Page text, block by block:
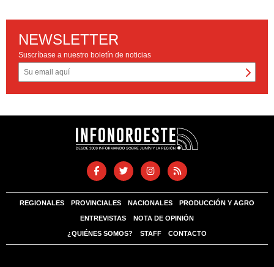
NEWSLETTER
Suscríbase a nuestro boletín de noticias
REGIONALES PROVINCIALES NACIONALES PRODUCCIÓN Y AGRO
ENTREVISTAS NOTA DE OPINIÓN
¿QUIÉNES SOMOS? STAFF CONTACTO